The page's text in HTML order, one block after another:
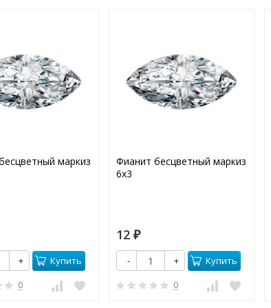
маркиз
+ Купить
0
Фианит бесцветный маркиз
6х3
12 ₽
- + Купить
0